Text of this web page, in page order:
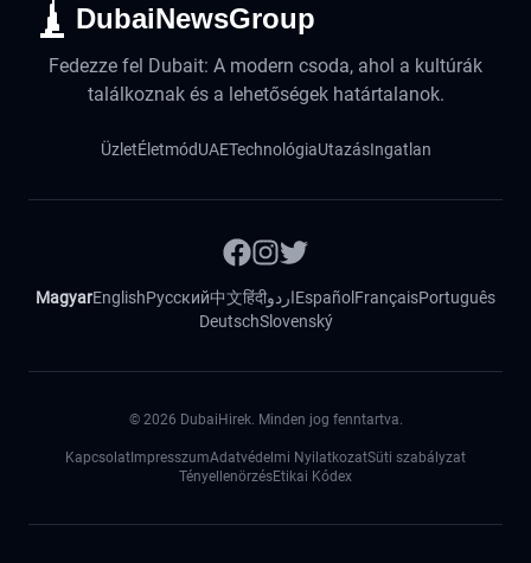
DubaiNewsGroup
Fedezze fel Dubait: A modern csoda, ahol a kultúrák
találkoznak és a lehetőségek határtalanok.
ÜzletÉletmódUAETechnológiaUtazásIngatlan
MagyarEnglishРусский中文हिंदीاردوEspañol FrançaisPortuguês
DeutschSlovenský
© 2026 DubaiHirek. Minden jog fenntartva.
Kapcsolat ImpresszumAdatvédelmi NyilatkozatSüti szabályzat
TényellenörzésEtikai Kódex